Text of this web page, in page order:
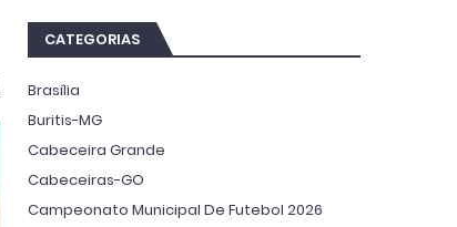
CATEGORIAS
Brasília
Buritis-MG
Cabeceira Grande
Cabeceiras-GO
Campeonato Municipal De Futebol 2026